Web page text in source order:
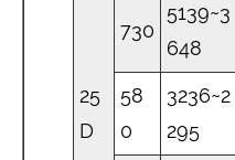
25
D
730
5139~3
648
58
0
3236~2
295